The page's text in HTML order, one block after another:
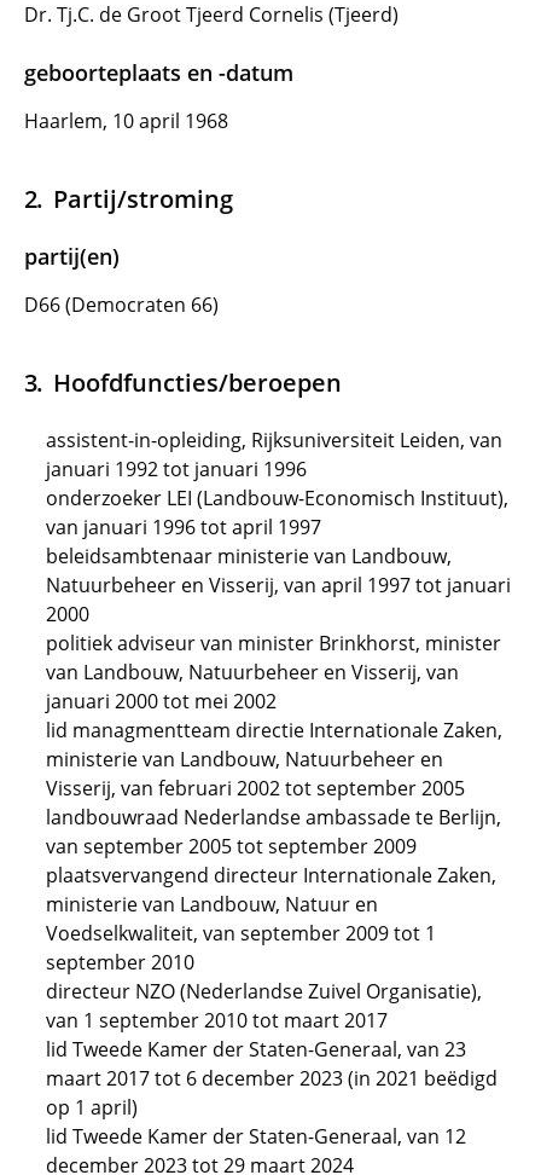
Dr. Tj.C. de Groot Tjeerd Cornelis (Tjeerd)
geboorteplaats en -datum
Haarlem, 10 april 1968
Partij/stroming
partij(en)
D66 (Democraten 66)
Hoofdfuncties/beroepen
assistent-in-opleiding, Rijksuniversiteit Leiden, van
januari 1992 tot januari 1996
onderzoeker LEI (Landbouw-Economisch Instituut),
van januari 1996 tot april 1997
beleidsambtenaar ministerie van Landbouw,
Natuurbeheer en Visserij, van april 1997 tot januari
2000
politiek adviseur van minister Brinkhorst, minister
van Landbouw, Natuurbeheer en Visserij, van
januari 2000 tot mei 2002
lid managmentteam directie Internationale Zaken,
ministerie van Landbouw, Natuurbeheer en
Visserij, van februari 2002 tot september 2005
landbouwraad Nederlandse ambassade te Berlijn,
van september 2005 tot september 2009
plaatsvervangend directeur Internationale Zaken,
ministerie van Landbouw, Natuur en
Voedselkwaliteit, van september 2009 tot 1
september 2010
directeur NZO (Nederlandse Zuivel Organisatie),
van 1 september 2010 tot maart 2017
lid Tweede Kamer der Staten-Generaal, van 23
maart 2017 tot 6 december 2023 (in 2021 beëdigd
op 1 april)
lid Tweede Kamer der Staten-Generaal, van 12
december 2023 tot 29 maart 2024